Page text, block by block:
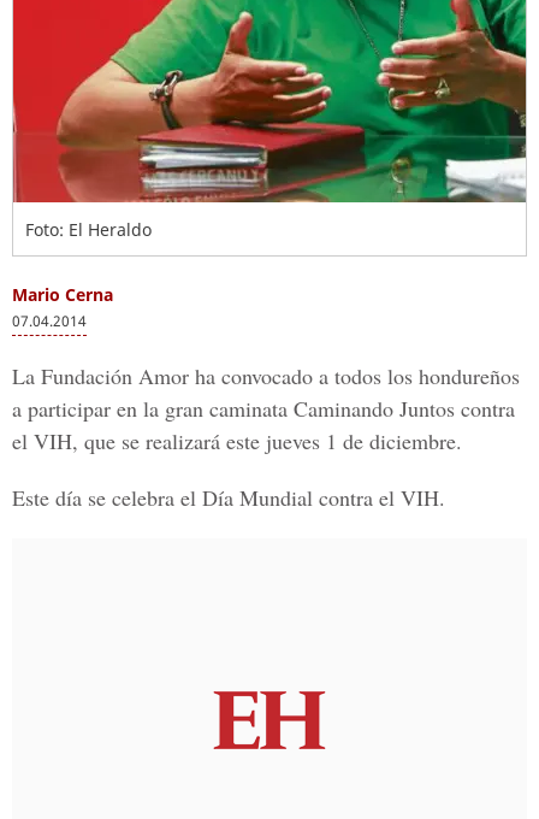
Foto: El Heraldo
Mario Cerna
07.04.2014
La Fundación Amor ha convocado a todos los hondureños
a participar en la gran caminata Caminando Juntos contra
el VIH, que se realizará este jueves 1 de diciembre.
Este día se celebra el Día Mundial contra el VIH.